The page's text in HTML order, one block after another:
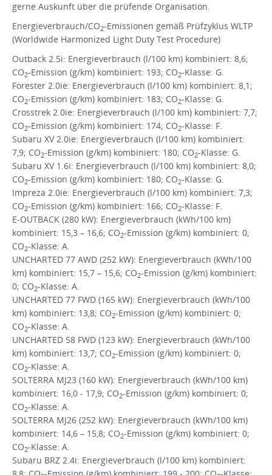
gerne Auskunft über die prüfende Organisation.
Energieverbrauch/CO2-Emissionen gemäß Prüfzyklus WLTP
(Worldwide Harmonized Light Duty Test Procedure)
Outback 2.5i: Energieverbrauch (l/100 km) kombiniert: 8,6;
CO2-Emission (g/km) kombiniert: 193; CO2-Klasse: G.
Forester 2.0ie: Energieverbrauch (l/100 km) kombiniert: 8,1;
CO2-Emission (g/km) kombiniert: 183; CO2-Klasse: G.
Crosstrek 2.0ie: Energieverbrauch (l/100 km) kombiniert: 7,7;
CO2-Emission (g/km) kombiniert: 174; CO2-Klasse: F.
Subaru XV 2.0ie: Energieverbrauch (l/100 km) kombiniert:
7,9; CO2-Emission (g/km) kombiniert: 180; CO2-Klasse: G.
Subaru XV 1.6i: Energieverbrauch (l/100 km) kombiniert: 8,0;
CO2-Emission (g/km) kombiniert: 180; CO2-Klasse: G.
Impreza 2.0ie: Energieverbrauch (l/100 km) kombiniert: 7,3;
CO2-Emission (g/km) kombiniert: 166; CO2-Klasse: F.
E-OUTBACK (280 kW): Energieverbrauch (kWh/100 km)
kombiniert: 15,3 – 16,6; CO2-Emission (g/km) kombiniert: 0;
CO2-Klasse: A.
UNCHARTED 77 AWD (252 kW): Energieverbrauch (kWh/100
km) kombiniert: 15,7 – 15,6; CO2-Emission (g/km) kombiniert:
0; CO2-Klasse: A.
UNCHARTED 77 FWD (165 kW): Energieverbrauch (kWh/100
km) kombiniert: 13,8; CO2-Emission (g/km) kombiniert: 0;
CO2-Klasse: A.
UNCHARTED 58 FWD (123 kW): Energieverbrauch (kWh/100
km) kombiniert: 13,7; CO2-Emission (g/km) kombiniert: 0;
CO2-Klasse: A.
SOLTERRA MJ23 (160 kW): Energieverbrauch (kWh/100 km)
kombiniert: 16,0 - 17,9; CO2-Emission (g/km) kombiniert: 0;
CO2-Klasse: A.
SOLTERRA MJ26 (252 kW): Energieverbrauch (kWh/100 km)
kombiniert: 14,6 – 15,8; CO2-Emission (g/km) kombiniert: 0;
CO2-Klasse: A.
Subaru BRZ 2.4i: Energieverbrauch (l/100 km) kombiniert: